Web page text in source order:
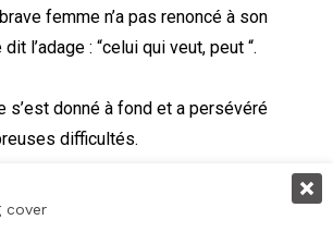
femme n’a pas renoncé à son
l’adage : “celui qui veut, peut “.
s’est donné à fond et a persévéré
difficultés.
ateliers de formations agricoles,